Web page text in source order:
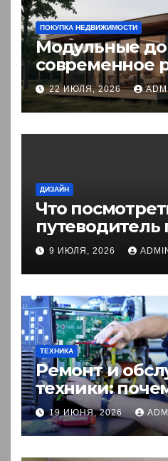
ПОКУПКА НЕДВИЖИМОСТИ
Модульные
современное
комфортного
22 ИЮЛЯ, 2026
ДИЗАЙН
Что
путеводитель
Кыргызстана
9 ИЮЛЯ, 2026
ТЕХНИКА
Ремонт и
техники:
выгоднее
19 ИЮНЯ, 2026